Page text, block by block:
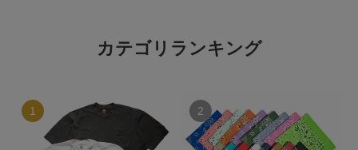
カテゴリランキング